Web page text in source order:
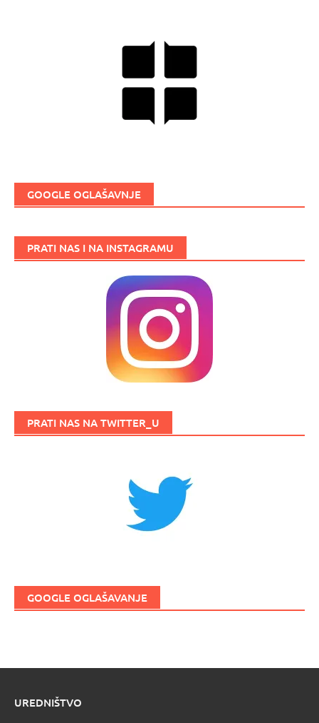
GOOGLE OGLAŠAVNJE
PRATI NAS I NA INSTAGRAMU
PRATI NAS NA TWITTER_U
GOOGLE OGLAŠAVANJE
UREDNIŠTVO